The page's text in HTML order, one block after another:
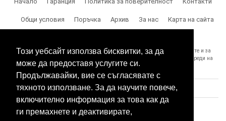
Този уебсайт използва бисквитки, за да
може да предоставя услугите си.
Продължавайки, вие се съгласявате с
тяхното използване. За да научите повече,
включително информация за това как да
ги премахнете и деактивирате,
Общи условия Поръчка Архив За нас Карта на сайта
SPY.BG Ви напомня, че носите отговорност за използването на продуктите и за
спазване на законите, както и за злоумишлени и незаконни действия, вреди на
трети лица и др.